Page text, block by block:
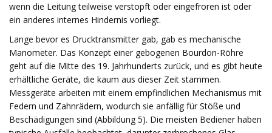
wenn die Leitung teilweise verstopft oder eingefroren ist oder
ein anderes internes Hindernis vorliegt.
Lange bevor es Drucktransmitter gab, gab es mechanische
Manometer. Das Konzept einer gebogenen Bourdon-Röhre
geht auf die Mitte des 19. Jahrhunderts zurück, und es gibt heute
erhältliche Geräte, die kaum aus dieser Zeit stammen.
Messgeräte arbeiten mit einem empfindlichen Mechanismus mit
Federn und Zahnrädern, wodurch sie anfällig für Stöße und
Beschädigungen sind (Abbildung 5). Die meisten Bediener haben